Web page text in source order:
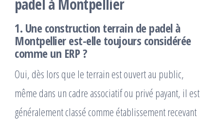
padel à Montpellier
1. Une construction terrain de padel à
Montpellier est-elle toujours considérée
comme un ERP ?
Oui, dès lors que le terrain est ouvert au public,
même dans un cadre associatif ou privé payant, il est
généralement classé comme établissement recevant